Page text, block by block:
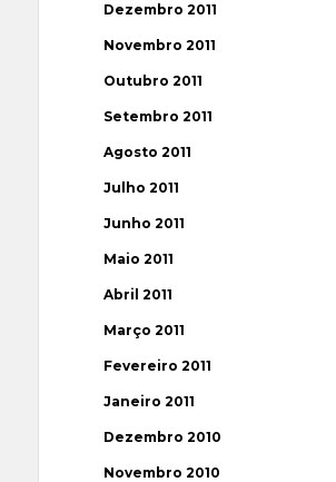
Dezembro 2011
Novembro 2011
Outubro 2011
Setembro 2011
Agosto 2011
Julho 2011
Junho 2011
Maio 2011
Abril 2011
Março 2011
Fevereiro 2011
Janeiro 2011
Dezembro 2010
Novembro 2010